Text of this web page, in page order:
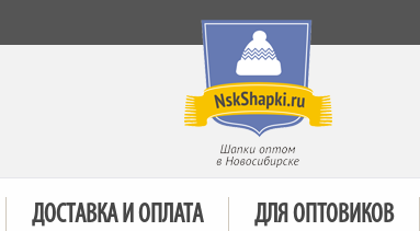
ДОСТАВКА И ОПЛАТА ДЛЯ ОПТОВИКОВ